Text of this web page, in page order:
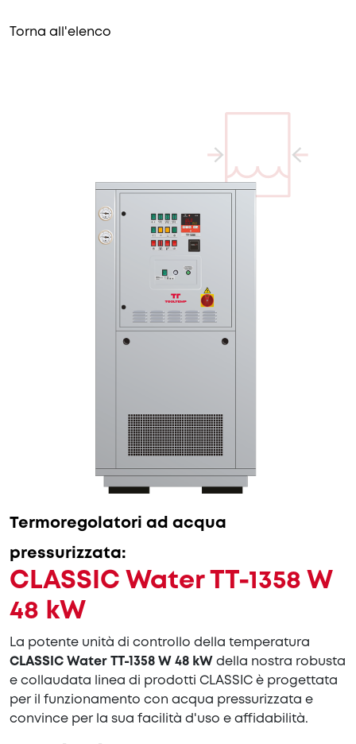
Torna all'elenco
Termoregolatori ad acqua
pressurizzata:
CLASSIC Water TT-1358 W
48 kW
La potente unità di controllo della temperatura
CLASSIC Water TT-1358 W 48 kW della nostra robusta
e collaudata linea di prodotti CLASSIC è progettata
per il funzionamento con acqua pressurizzata e
convince per la sua facilità d'uso e affidabilità.